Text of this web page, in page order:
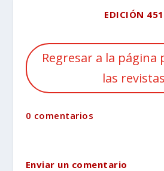
EDICIÓN 451
Regresar a la página
las revistas
0 comentarios
Enviar un comentario